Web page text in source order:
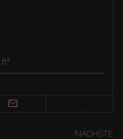
ft²
NÄCHSTE